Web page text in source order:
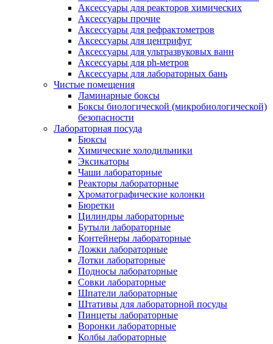
Аксессуары для реакторов химических
Аксессуары прочие
Аксессуары для рефрактометров
Аксессуары для центрифуг
Аксессуары для ультразвуковых ванн
Аксессуары для ph-метров
Аксессуары для лабораторных бань
Чистые помещения
Ламинарные боксы
Боксы биологической (микробиологической)
безопасности
Лабораторная посуда
Бюксы
Химические холодильники
Эксикаторы
Чаши лабораторные
Реакторы лабораторные
Хроматографические колонки
Бюретки
Цилиндры лабораторные
Бутыли лабораторные
Контейнеры лабораторные
Ложки лабораторные
Лотки лабораторные
Подносы лабораторные
Совки лабораторные
Шпатели лабораторные
Штативы для лабораторной посуды
Пинцеты лабораторные
Воронки лабораторные
Колбы лабораторные